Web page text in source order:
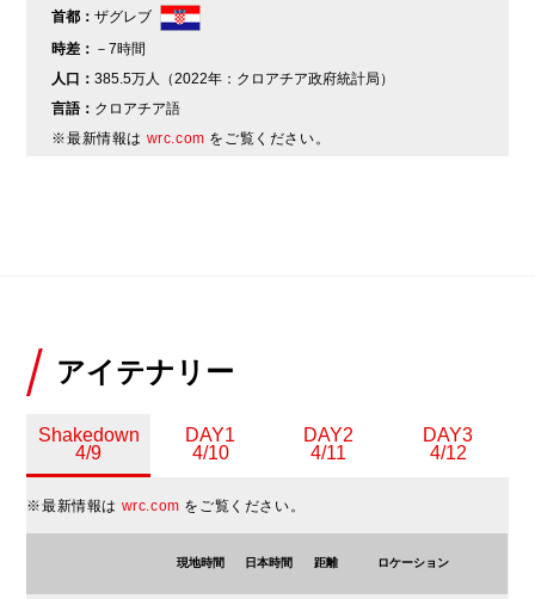
首都：ザグレブ
時差： －7時間
人口：385.5万人（2022年：クロアチア政府統計局）
言語： クロアチア語
※最新情報は wrc.com をご覧ください。
アイテナリー
Shakedown
4/9
DAY1
4/10
DAY2
4/11
DAY3
4/12
※最新情報は wrc.com をご覧ください。
現地時間 日本時間 距離 ロケーション